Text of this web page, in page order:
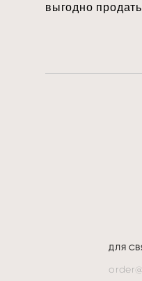
выгодно
ДЛЯ